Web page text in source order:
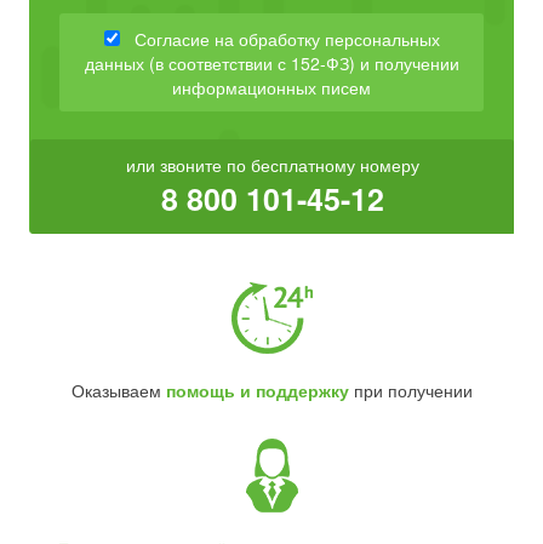
Согласие на обработку персональных
данных (в соответствии с 152-ФЗ) и получении
информационных писем
или звоните по бесплатному номеру
8 800 101-45-12
Оказываем помощь и поддержкупри получении